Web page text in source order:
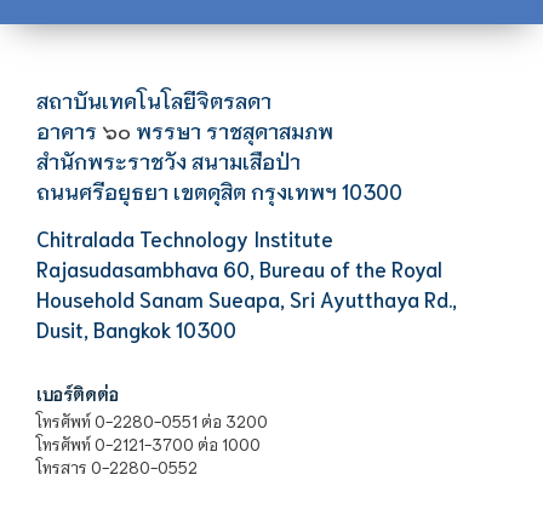
สถาบันเทคโนโลยีจิตรลดา
อาคาร ๖๐ พรรษา ราชสุดาสมภพ
สำนักพระราชวัง สนามเสือป่า
ถนนศรีอยุธยา เขตดุสิต กรุงเทพฯ 10300
Chitralada Technology Institute
Rajasudasambhava 60, Bureau of the Royal
Household Sanam Sueapa, Sri Ayutthaya Rd.,
Dusit, Bangkok 10300
เบอร์ติดต่อ
โทรศัพท์ 0-2280-0551 ต่อ 3200
โทรศัพท์ 0-2121-3700 ต่อ 1000
โทรสาร 0-2280-0552